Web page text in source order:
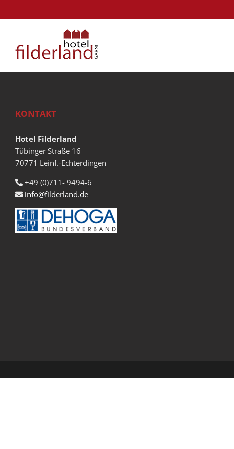
Inhalt
KONTAKT
Hotel Filderland
Tübinger Straße 16
70771 Leinf.-Echterdingen
+49 (0)711- 9494-6
info@filderland.de